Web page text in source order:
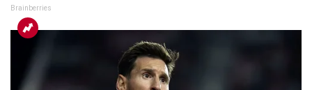
Brainberries